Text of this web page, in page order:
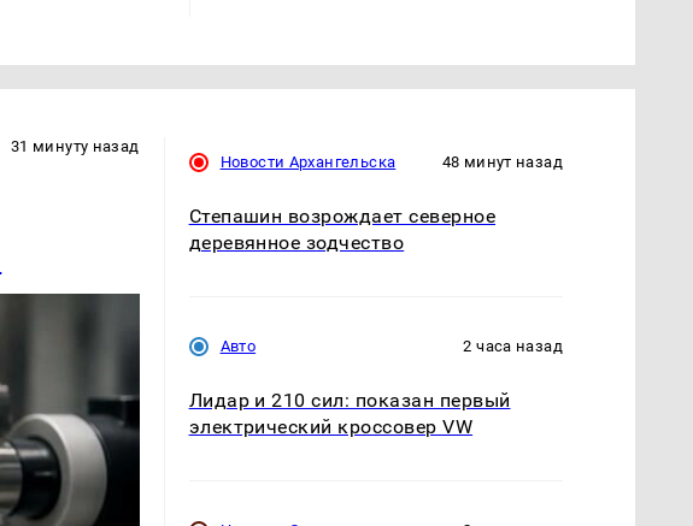
31 минуту назад
Новости Архангельска 48 минут назад
Степашин возрождает северное
деревянное зодчество
Авто 2 часа назад
Лидар и 210 сил: показан первый
электрический кроссовер VW